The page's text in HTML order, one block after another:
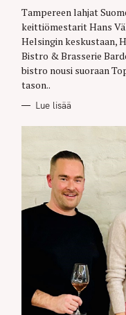
O
R
I
S
Tampereen lahjat
keittiömestarit Hans
Helsingin keskustaan,
Bistro & Brasserie
bistro nousi suoraan
tason..
Lue lisää